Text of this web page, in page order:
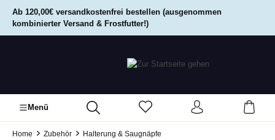
springen
Ab 120,00€ versandkostenfrei bestellen (ausgenommen
kombinierter Versand & Frostfutter!)
Menü
Home Zubehör Halterung & Saugnäpfe